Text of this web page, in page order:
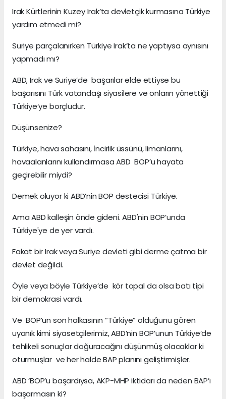
Irak Kürtlerinin Kuzey Irak’ta devletçik kurmasına Türkiye
yardım etmedi mi?
Suriye parçalanırken Türkiye Irak’ta ne yaptıysa aynısını
yapmadı mı?
ABD, Irak ve Suriye’de başarılar elde ettiyse bu
başarısını Türk vatandaşı siyasilere ve onların yönettiği
Türkiye’ye borçludur.
Düşünsenize?
Türkiye, hava sahasını, İncirlik üssünü, limanlarını,
havaalanlarını kullandırmasa ABD BOP’u hayata
geçirebilir miydi?
Demek oluyor ki ABD’nin BOP destecisi Türkiye.
Ama ABD kalleşin önde gideni. ABD'nin BOP’unda
Türkiye'ye de yer vardı.
Fakat bir Irak veya Suriye devleti gibi derme çatma bir
devlet değildi.
Öyle veya böyle Türkiye’de kör topal da olsa batı tipi
bir demokrasi vardı.
Ve BOP’un son halkasının “Türkiye” olduğunu gören
uyanık kimi siyasetçilerimiz, ABD’nin BOP’unun Türkiye’de
tehlikeli sonuçlar doğuracağını düşünmüş olacaklar ki
oturmuşlar ve her halde BAP planını geliştirmişler.
ABD ‘BOP’u başardıysa, AKP-MHP iktidarı da neden BAP’ı
başarmasın ki?